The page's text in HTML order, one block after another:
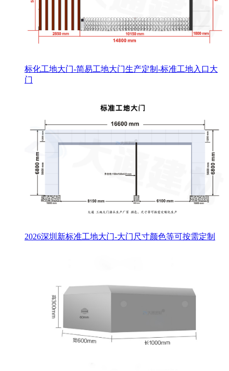
标化工地大门-简易工地大门生产定制-标准工地入口大
门
2026深圳新标准工地大门-大门尺寸颜色等可按需定制